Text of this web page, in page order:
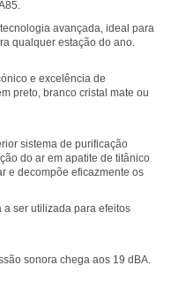
avançada, ideal para
qualquer estação do ano.
e excelência de
preto, branco cristal mate ou
sistema de purificação
do ar em apatite de titânico
e decompõe eficazmente os
a ser utilizada para efeitos
sonora chega aos 19 dBA.